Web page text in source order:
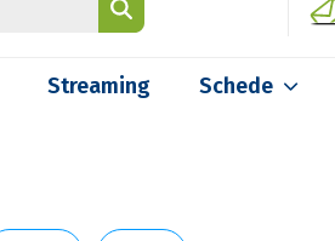
Streaming Schede